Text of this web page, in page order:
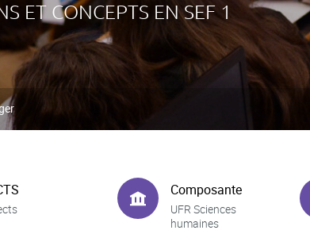
ET CONCEPTS EN SEF 1
Composante
UFR Sciences
humaines